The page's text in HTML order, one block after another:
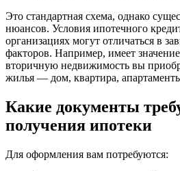
Это стандартная схема, однако
нюансов. Условия ипотечного
организациях могут отличаться в
факторов. Например, имеет
вторичную недвижимость вы
жилья — дом, квартира,
Какие документы
получения ипотеки
Для оформления вам потребуются: